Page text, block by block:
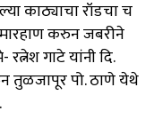
काठ्याचा रॉडचा च
करुन जबरीने
गाटे यांनी दि.
तुळजापूर पो. ठाणे येथे